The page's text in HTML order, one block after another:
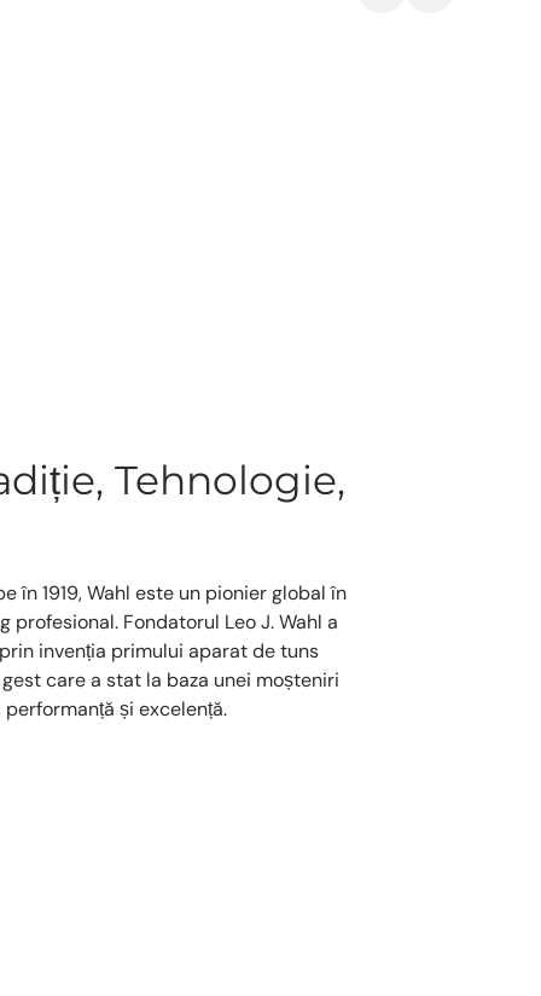
Tehnologie,
în 1919, Wahl este un pionier global în
profesional. Fondatorul Leo J. Wahl a
invenția primului aparat de tuns
care a stat la baza unei moșteniri
și excelență.